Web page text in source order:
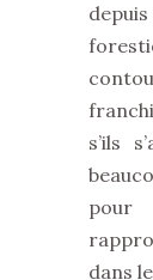
s’ils
pour
dans